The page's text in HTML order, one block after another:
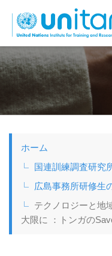
イ
ン
テ
日本語BONN
ホーム
国連訓練調査研究
広島事務所研修生
テクノロジーと地
大限に ：トンガの